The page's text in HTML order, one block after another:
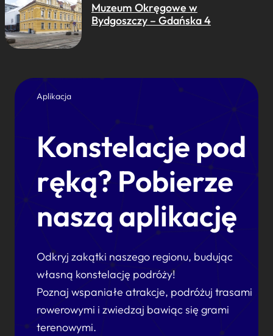
Muzeum Okręgowe w
Bydgoszczy – Gdańska 4
Aplikacja
Konstelacje pod
ręką? Pobierze
naszą aplikację
Odkryj zakątki naszego regionu, budując
własną konstelację podróży!
Poznaj wspaniałe atrakcje, podróżuj trasami
rowerowymi i zwiedzaj bawiąc się grami
terenowymi.